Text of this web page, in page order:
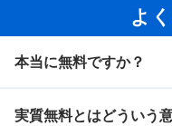
よ
本当に無料ですか？
実質無料とはどういう